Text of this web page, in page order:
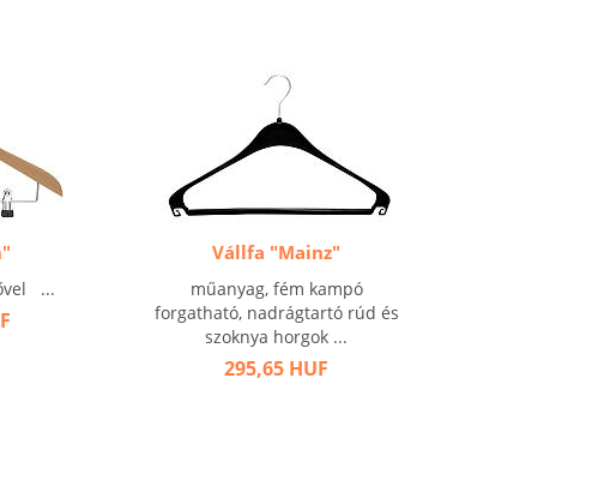
...
Vállfa "Mainz"
műanyag, fém kampó
forgatható, nadrágtartó rúd és
szoknya horgok ...
295,65 HUF